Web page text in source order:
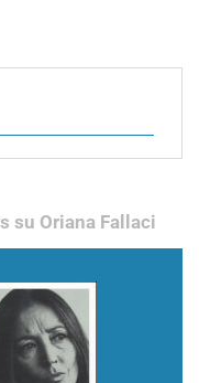
su Oriana Fallaci